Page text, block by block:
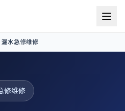
漏水急修维修
修维修